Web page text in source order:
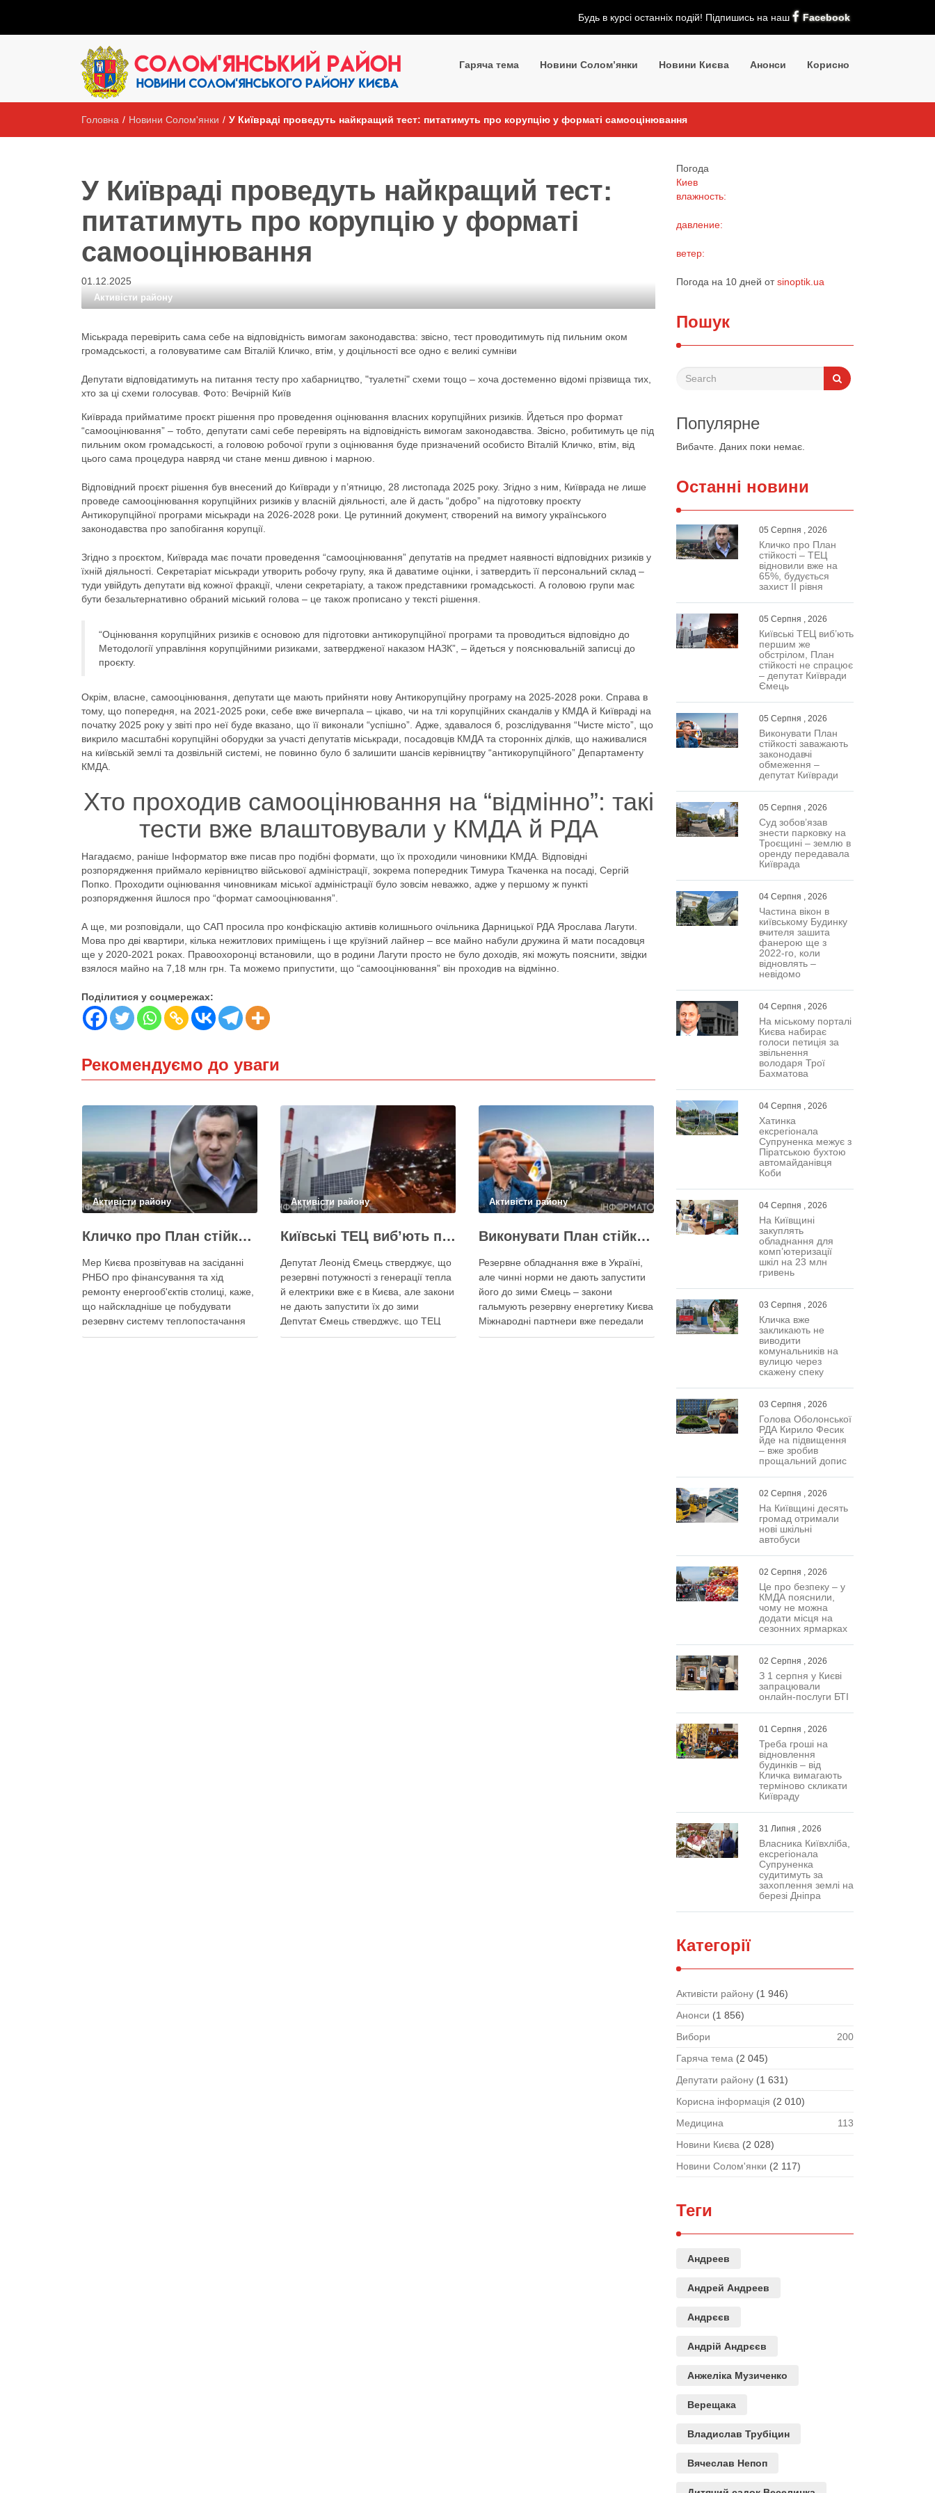
Будь в курсі останніх подій! Підпишись на наш Facebook
Гаряча тема Новини Солом’янки Новини Києва Анонси Корисно
Головна / Новини Солом'янки / У Київраді проведуть найкращий тест: питатимуть про корупцію у форматі самооцінювання
У Київраді проведуть найкращий тест:
питатимуть про корупцію у форматі
самооцінювання
01.12.2025
Активісти району
Міськрада перевірить сама себе на відповідність вимогам законодавства: звісно, тест проводитимуть під пильним оком
громадськості, а головуватиме сам Віталій Кличко, втім, у доцільності все одно є великі сумніви
Депутати відповідатимуть на питання тесту про хабарництво, "туалетні" схеми тощо – хоча достеменно відомі прізвища тих,
хто за ці схеми голосував. Фото: Вечірній Київ
Київрада прийматиме проєкт рішення про проведення оцінювання власних корупційних ризиків. Йдеться про формат
“самооцінювання” – тобто, депутати самі себе перевірять на відповідність вимогам законодавства. Звісно, робитимуть це під
пильним оком громадськості, а головою робочої групи з оцінювання буде призначений особисто Віталій Кличко, втім, від
цього сама процедура навряд чи стане менш дивною і марною.
Відповідний проєкт рішення був внесений до Київради у п’ятницю, 28 листопада 2025 року. Згідно з ним, Київрада не лише
проведе самооцінювання корупційних ризиків у власній діяльності, але й дасть “добро” на підготовку проєкту
Антикорупційної програми міськради на 2026-2028 роки. Це рутинний документ, створений на вимогу українського
законодавства про запобігання корупції.
Згідно з проєктом, Київрада має почати проведення “самооцінювання” депутатів на предмет наявності відповідних ризиків у
їхній діяльності. Секретаріат міськради утворить робочу групу, яка й даватиме оцінки, і затвердить її персональний склад –
туди увійдуть депутати від кожної фракції, члени секретаріату, а також представники громадськості. А головою групи має
бути безальтернативно обраний міський голова – це також прописано у тексті рішення.
“Оцінювання корупційних ризиків є основою для підготовки антикорупційної програми та проводиться відповідно до
Методології управління корупційними ризиками, затвердженої наказом НАЗК”, – йдеться у пояснювальній записці до
проєкту.
Окрім, власне, самооцінювання, депутати ще мають прийняти нову Антикорупційну програму на 2025-2028 роки. Справа в
тому, що попередня, на 2021-2025 роки, себе вже вичерпала – цікаво, чи на тлі корупційних скандалів у КМДА й Київраді на
початку 2025 року у звіті про неї буде вказано, що її виконали “успішно”. Адже, здавалося б, розслідування “Чисте місто”, що
викрило масштабні корупційні оборудки за участі депутатів міськради, посадовців КМДА та сторонніх ділків, що наживалися
на київській землі та дозвільній системі, не повинно було б залишити шансів керівництву “антикорупційного” Департаменту
КМДА.
Хто проходив самооцінювання на “відмінно”: такі
тести вже влаштовували у КМДА й РДА
Нагадаємо, раніше Інформатор вже писав про подібні формати, що їх проходили чиновники КМДА. Відповідні
розпорядження приймало керівництво військової адміністрації, зокрема попередник Тимура Ткаченка на посаді, Сергій
Попко. Проходити оцінювання чиновникам міської адміністрації було зовсім неважко, адже у першому ж пункті
розпорядження йшлося про “формат самооцінювання”.
А ще, ми розповідали, що САП просила про конфіскацію активів колишнього очільника Дарницької РДА Ярослава Лагути.
Мова про дві квартири, кілька нежитлових приміщень і ще круїзний лайнер – все майно набули дружина й мати посадовця
ще у 2020-2021 роках. Правоохоронці встановили, що в родини Лагути просто не було доходів, які можуть пояснити, звідки
взялося майно на 7,18 млн грн. Та можемо припустити, що “самооцінювання” він проходив на відмінно.
Поділитися у соцмережах:
Рекомендуємо до уваги
Активісти району
Кличко про План стійкості – ТЕЦ відновили вже на 65%, будується захист ІІ рівня
Мер Києва прозвітував на засіданні
РНБО про фінансування та хід
ремонту енергооб'єктів столиці, каже,
що найскладніше це побудувати
резервну систему теплопостачання
Кличко розповів про виконання Плану
Активісти району
Київські ТЕЦ виб’ють першим же обстрілом, План стійкості не спрацює – депутат Київради Ємець
Депутат Леонід Ємець стверджує, що
резервні потужності з генерації тепла
й електрики вже є в Києва, але закони
не дають запустити їх до зими
Депутат Ємець стверджує, що ТЕЦ
можуть бути знищені першим же
Активісти району
Виконувати План стійкості заважають законодавчі обмеження – депутат Київради
Резервне обладнання вже в Україні,
але чинні норми не дають запустити
його до зими Ємець – закони
гальмують резервну енергетику Києва
Міжнародні партнери вже передали
Україні обладнання для резервного
Погода
Киев
влажность:
давление:
ветер:
Погода на 10 дней отsinoptik.ua
Пошук
Популярне
Вибачте. Даних поки немає.
Останні новини
05 Серпня , 2026
Кличко про План
стійкості – ТЕЦ
відновили вже на
65%, будується
захист ІІ рівня
05 Серпня , 2026
Київські ТЕЦ виб’ють
першим же
обстрілом, План
стійкості не спрацює
– депутат Київради
Ємець
05 Серпня , 2026
Виконувати План
стійкості заважають
законодавчі
обмеження –
депутат Київради
05 Серпня , 2026
Суд зобов’язав
знести парковку на
Троєщині – землю в
оренду передавала
Київрада
04 Серпня , 2026
Частина вікон в
київському Будинку
вчителя зашита
фанерою ще з
2022-го, коли
відновлять –
невідомо
04 Серпня , 2026
На міському порталі
Києва набирає
голоси петиція за
звільнення
володаря Трої
Бахматова
04 Серпня , 2026
Хатинка
ексрегіонала
Супруненка межує з
Піратською бухтою
автомайданівця
Коби
04 Серпня , 2026
На Київщині
закуплять
обладнання для
комп’ютеризації
шкіл на 23 млн
гривень
03 Серпня , 2026
Кличка вже
закликають не
виводити
комунальників на
вулицю через
скажену спеку
03 Серпня , 2026
Голова Оболонської
РДА Кирило Фесик
йде на підвищення
– вже зробив
прощальний допис
02 Серпня , 2026
На Київщині десять
громад отримали
нові шкільні
автобуси
02 Серпня , 2026
Це про безпеку – у
КМДА пояснили,
чому не можна
додати місця на
сезонних ярмарках
02 Серпня , 2026
З 1 серпня у Києві
запрацювали
онлайн-послуги БТІ
01 Серпня , 2026
Треба гроші на
відновлення
будинків – від
Кличка вимагають
терміново скликати
Київраду
31 Липня , 2026
Власника Київхліба,
ексрегіонала
Супруненка
судитимуть за
захоплення землі на
березі Дніпра
Категорії
Активісти району (1 946)
Анонси (1 856)
Вибори
200
Гаряча тема (2 045)
Депутати району (1 631)
Корисна інформація (2 010)
Медицина
113
Новини Києва (2 028)
Новини Солом'янки (2 117)
Теги
Андреев
Андрей Андреев
Андрєєв
Андрій Андрєєв
Анжеліка Музиченко
Верещака
Владислав Трубіцин
Вячеслав Непоп